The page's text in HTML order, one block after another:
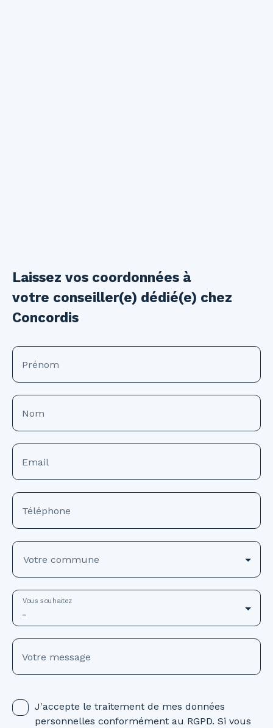
Laissez vos coordonnées à
votre conseiller(e) dédié(e) chez
Concordis
Prénom
Nom
Email
Téléphone
Votre commune
-
Vous souhaitez
Votre message
J'accepte le traitement de mes données
personnelles conformément au RGPD. Si vous